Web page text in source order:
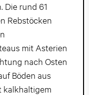
Die rund 61
Rebstöcken
mit Asterien
nach Osten
Böden aus
kalkhaltigem